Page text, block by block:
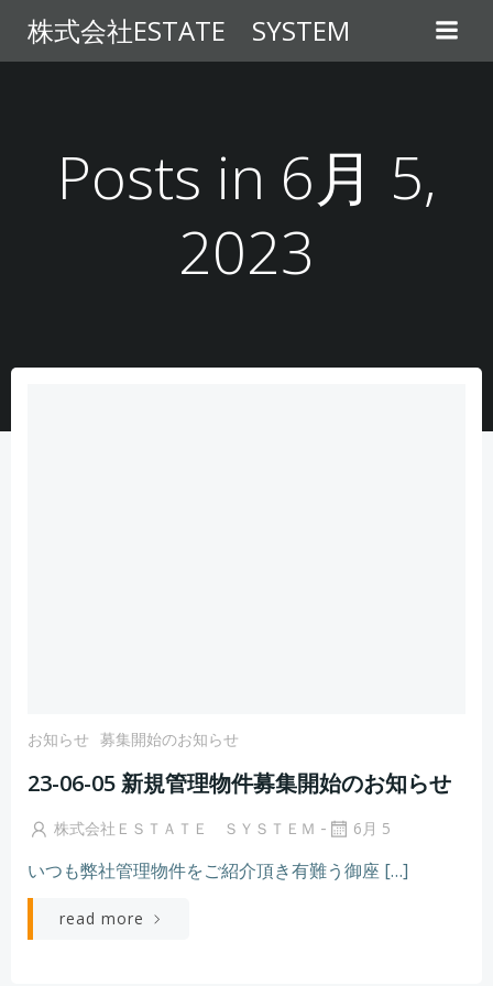
ン
テ
ス
キ
株式会社ESTATE SYSTEM
Posts in 6月 5,
2023
お知らせ 募集開始のお知らせ
23-06-05 新規管理物件募集開始のお知らせ
株式会社ＥＳＴＡＴＥ ＳＹＳＴＥＭ - 6月 5
いつも弊社管理物件をご紹介頂き有難う御座 […]
read more